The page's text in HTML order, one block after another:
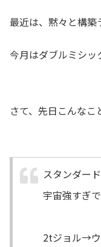
最近は、黙々と構築
今月はダブルミシッ
さて、先日こんなこ
スタンダー
宇宙強すぎ
2tジョル→